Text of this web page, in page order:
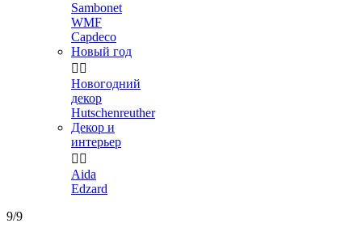
Sambonet
WMF
Capdeco
Новый год
 
Новогодний
декор
Hutschenreuther
Декор и
интерьер
 
Aida
Edzard
9/9